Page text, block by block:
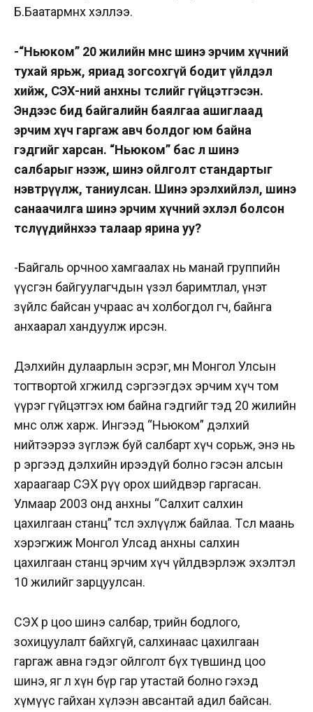
Б.Баатармөнх хэллээ.
-“Ньюком” 20 жилийн өмнөөс шинэ эрчим хүчний
тухай ярьж, яриад зогсохгүй бодит үйлдэл
хийж, СЭХ-ний анхны төслийг гүйцэтгэсэн.
Эндээс бид байгалийн баялгаа ашиглаад
эрчим хүч гаргаж авч болдог юм байна
гэдгийг харсан. “Ньюком” бас л шинэ
салбарыг нээж, шинэ ойлголт стандартыг
нэвтрүүлж, таниулсан. Шинэ эрэлхийлэл, шинэ
санаачилга шинэ эрчим хүчний эхлэл болсон
төслүүдийнхээ талаар ярина уу?
-Байгаль орчноо хамгаалах нь манай группийн
үүсгэн байгуулагчдын үзэл баримтлал, үнэт
зүйлс байсан учраас ач холбогдол өгч, байнга
анхаарал хандуулж ирсэн.
Дэлхийн дулаарлын эсрэг, мөн Монгол Улсын
тогтвортой хөгжилд сэргээгдэх эрчим хүч том
үүрэг гүйцэтгэх юм байна гэдгийг тэд 20 жилийн
өмнөөс олж харж. Ингээд “Ньюком” дэлхий
нийтээрээ зүглэж буй салбарт хүч сорьж, энэ нь
өөрөө эргээд дэлхийн ирээдүй болно гэсэн алсын
хараагаар СЭХ рүү орох шийдвэр гаргасан.
Улмаар 2003 онд анхны “Салхит салхин
цахилгаан станц” төслөө эхлүүлж байлаа. Төсөл маань
хэрэгжиж Монгол Улсад анхны салхин
цахилгаан станц эрчим хүч үйлдвэрлэж эхэлтэл
10 жилийг зарцуулсан.
СЭХ өөрөө цоо шинэ салбар, төрийн бодлого,
зохицуулалт байхгүй, салхинаас цахилгаан
гаргаж авна гэдэг ойлголт бүх түвшинд цоо
шинэ, яг л хүн бүр гар утастай болно гэхэд
хүмүүс гайхан хүлээн авсантай адил байсан.